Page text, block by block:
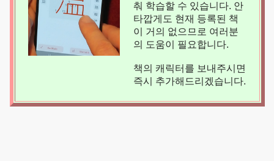
춰 학습할 수 있습니다. 안
타깝게도 현재 등록된 책
이 거의 없으므로 여러분
의 도움이 필요합니다.
책의 캐릭터를 보내주시면
즉시 추가해드리겠습니다.